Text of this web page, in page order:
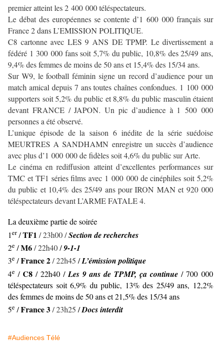
premier atteint les 2 400 000 téléspectateurs.
Le débat des européennes se contente d’1 600 000 français sur
France 2 dans L’EMISSION POLITIQUE.
C8 cartonne avec LES 9 ANS DE TPMP. Le divertissement a
fédéré 1 300 000 fans soit 5,7% du public, 10,8% des 25/49 ans,
9,4% des femmes de moins de 50 ans et 15,4% des 15/34 ans.
Sur W9, le football féminin signe un record d’audience pour un
match amical depuis 7 ans toutes chaînes confondues. 1 100 000
supporters soit 5,2% du public et 8,8% du public masculin étaient
devant FRANCE / JAPON. Un pic d’audience à 1 500 000
personnes a été observé.
L’unique épisode de la saison 6 inédite de la série suédoise
MEURTRES A SANDHAMN enregistre un succès d’audience
avec plus d’1 000 000 de fidèles soit 4,6% du public sur Arte.
Le cinéma en rediffusion atteint d’excellentes performances sur
TMC et TF1 séries films avec 1 000 000 de cinéphiles soit 5,2%
du public et 10,4% des 25/49 ans pour IRON MAN et 920 000
téléspectateurs devant L’ARME FATALE 4.
La deuxième partie de soirée
1er/TF1 / 23h00 /Section de recherches
2e /M6/ 22h40/9-1-1
3e /France 2/ 22h45 /L’émission politique
4e / C8 / 22h40 / Les 9 ans de TPMP, ça continue / 700 000
téléspectateurs soit 6,9% du public, 13% des 25/49 ans, 12,2%
des femmes de moins de 50 ans et 21,5% des 15/34 ans
5e /France 3/ 23h25 /Docs interdit
#Audiences Télé